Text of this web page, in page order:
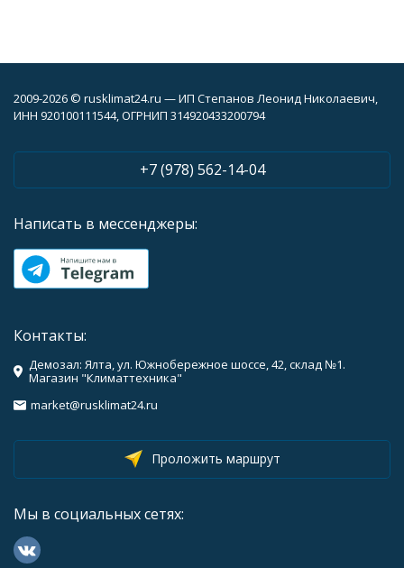
2009-2026 © rusklimat24.ru — ИП Степанов Леонид Николаевич,
ИНН 920100111544, ОГРНИП 314920433200794
+7 (978) 562-14-04
Написать в мессенджеры:
Контакты:
Демозал: Ялта, ул. Южнобережное шоссе, 42, склад №1.
Магазин "Климаттехника"
market@rusklimat24.ru
Проложить маршрут
Мы в социальных сетях: